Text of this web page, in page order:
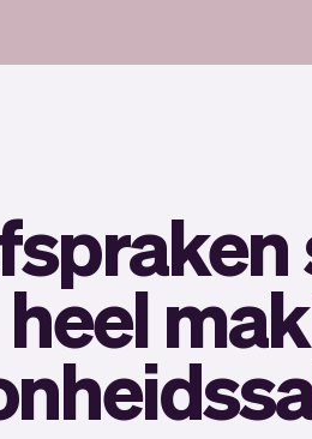
heel